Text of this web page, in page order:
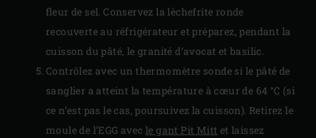
fleur de sel. Conservez la lèchefrite ronde
recouverte au réfrigérateur et préparez, pendant la
cuisson du pâté, le granité d’avocat et basilic.
Contrôlez avec un thermomètre sonde si le pâté de
sanglier a atteint la température à cœur de 64 °C (si
ce n’est pas le cas, poursuivez la cuisson). Retirez le
moule de l’EGG avec le gant Pit Mitt et laissez